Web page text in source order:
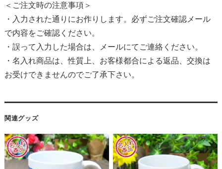
＜ご注文時の注意事項＞
・入力された通りにお作りします。必ずご注文確認メール
で内容をご確認ください。
・誤って入力した場合は、メールにてご連絡ください。
・名入れ商品は、性質上、お客様都合による返品、交換は
お受けできませんのでご了承下さい。
関連グッズ